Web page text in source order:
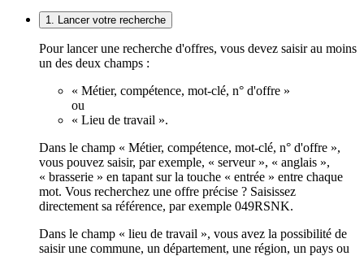
1. Lancer votre recherche
Pour lancer une recherche d'offres, vous devez saisir au moins
un des deux champs :
« Métier, compétence, mot-clé, n° d'offre »
ou
« Lieu de travail ».
Dans le champ « Métier, compétence, mot-clé, n° d'offre »,
vous pouvez saisir, par exemple, « serveur », « anglais »,
« brasserie » en tapant sur la touche « entrée » entre chaque
mot. Vous recherchez une offre précise ? Saisissez
directement sa référence, par exemple 049RSNK.
Dans le champ « lieu de travail », vous avez la possibilité de
saisir une commune, un département, une région, un pays ou